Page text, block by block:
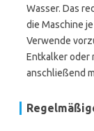
Wasser. Das
die Maschine
Verwende
Entkalker oder
anschließend